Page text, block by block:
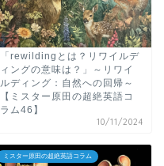
「rewildingとは？リワイルデ
ィングの意味は？」～リワイ
ルディング：自然への回帰～
【ミスター原田の超絶英語コ
ラム46】
10/11/2024
ミスター原田の超絶英語コラム